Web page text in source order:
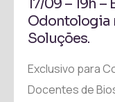
17/09 – 19h
Odontologia
Soluções.
Exclusivo para
Docentes de